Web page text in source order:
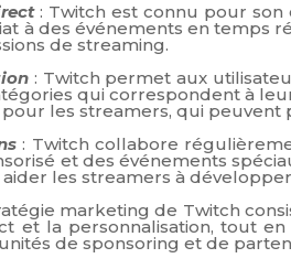
: Twitch est connu pour son
à des événements en temps
de streaming.
: Twitch permet aux
qui correspondent à
les streamers, qui
: Twitch collabore
et des événements
les streamers à
marketing de Twitch
et la personnalisation, tout
de sponsoring et de